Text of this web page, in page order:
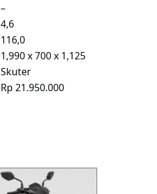
–
4,6
116,0
1,990 x 700 x 1,125
Skuter
Rp 21.950.000